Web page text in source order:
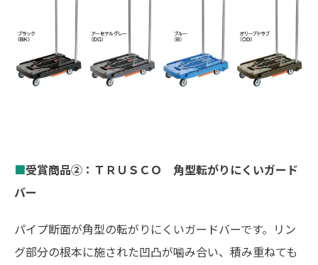
■受賞商品②：ＴＲＵＳＣＯ 角型転がりにくいガード
バー
パイプ断面が角型の転がりにくいガードバーです。リン
グ部分の根本に施された凹凸が噛み合い、積み重ねても